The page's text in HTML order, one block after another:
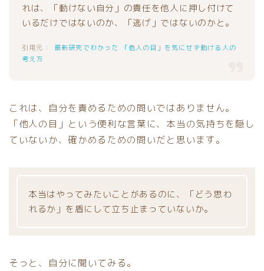
れは、「動けない自分」の責任を他人に押し付けて
いるだけではないのか、「逃げ」ではないのかと。
最新研究でわかった 「他人の目」を気にせず動ける人の
考え方
これは、自分を責めるための問いではありません。
「他人の目」という便利な言葉に、本当の気持ちを隠し
ていないか、確かめるための問いだと思います。
本当はやってみたいことがあるのに、「どう思わ
れるか」を盾にして立ち止まっていないか。
そっと、自分に聞いてみる。